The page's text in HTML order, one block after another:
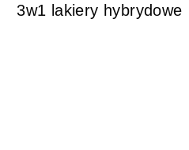
3w1 lakiery hybrydowe